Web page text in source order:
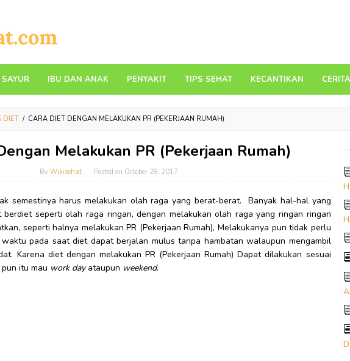
IBU DAN ANAK PENYAKIT TIPS SEHAT KECANTIKAN
DIET / CARA DIET DENGAN MELAKUKAN PR (PEKERJAAN RUMAH)
Melakukan PR (Pekerjaan Rumah)
ByWikisehat Posted on October 28, 2017
semestinya harus melakukan olah raga yang berat-berat. Banyak hal-hal yang
seperti olah raga ringan, dengan melakukan olah raga yang ringan ringan
seperti halnya melakukan PR (Pekerjaan Rumah), Melakukanya pun tidak perlu
pada saat diet dapat berjalan mulus tanpa hambatan walaupun mengambil
Karena diet dengan melakukan PR (Pekerjaan Rumah) Dapat dilakukan sesuai
itu mau work dayataupun weekend.